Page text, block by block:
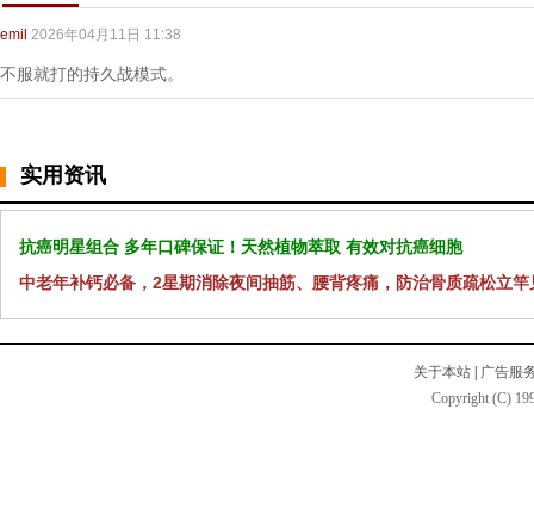
emil 2026年04月11日 11:38
不服就打的持久战模式。
实用资讯
抗癌明星组合 多年口碑保证！天然植物萃取 有效对抗癌细胞
中老年补钙必备，2星期消除夜间抽筋、腰背疼痛，防治骨质疏松立竿
关于本站
广告服
Copyright (C)